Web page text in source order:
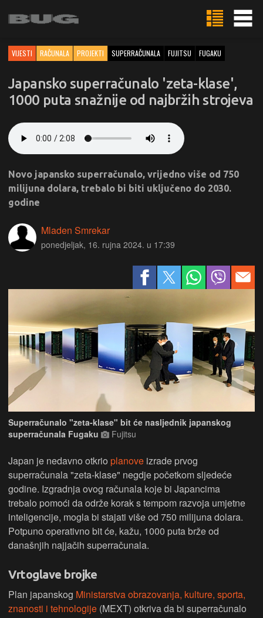
VIJESTI RAČUNALA PROJEKTI SUPERRAČUNALA FUJITSU FUGAKU
Japansko superračunalo 'zeta-klase',
1000 puta snažnije od najbržih strojeva
Novo japansko superračunalo, vrijedno više od 750
milijuna dolara, trebalo bi biti uključeno do 2030.
godine
Mladen Smrekar
ponedjeljak, 16. rujna 2024. u 17:39
Superračunalo "zeta-klase" bit će nasljednik japanskog
superračunala Fugaku
Fujitsu
Japan je nedavno otkrio planove izrade prvog
superračunala "zeta-klase" negdje početkom sljedeće
godine. Izgradnja ovog računala koje bi Japancima
trebalo pomoći da održe korak s tempom razvoja umjetne
inteligencije, mogla bi stajati više od 750 milijuna dolara.
Potpuno operativno bit će, kažu, 1000 puta brže od
današnjih najjačih superračunala.
Vrtoglave brojke
Plan japanskog Ministarstva obrazovanja, kulture, sporta,
znanosti i tehnologije (MEXT) otkriva da bi superračunalo